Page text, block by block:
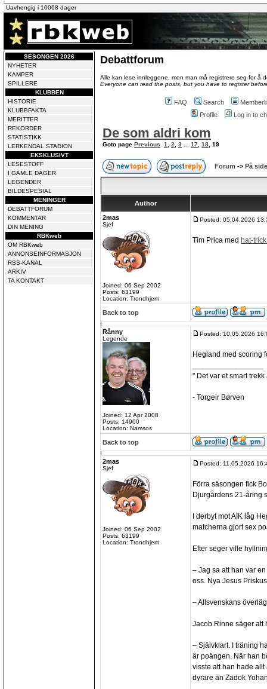
Uavhengig i 10068 dager
SESONGEN 2026
NYHETER
KAMPER
SPILLERE
KLUBBEN
HISTORIE
KLUBBFAKTA
MERITTER
REKORDER
STATISTIKK
LERKENDAL STADION
EKSKLUSIVT
LESESTOFF
I GAMLE DAGER
LEGENDER
BILDESPESIAL
MENINGER
DEBATTFORUM
KOMMENTAR
DIN MENING
RBKweb
OM RBKweb
ANNONSEINFORMASJON
RSS-KANAL
ARKIV
TA KONTAKT
Debattforum
Alle kan lese innleggene, men man må registrere seg for å
Everyone can read the posts, but you have to register
FAQ Search
Profile
Log in to
De som aldri kom
Goto page Previous 1 2 3 17 18 19
Forum -> På
Author
2mas
Sjef
Joined: 06 Sep 2002
Posts: 63199
Location: Trondhjem
Posted: 05.04.2026
Tim Prica med hat-
Back to top
Rånny
Legende
Joined: 12 Apr 2008
Posts: 14900
Location: Namsos
Posted: 10.05.2026
Hegland med scoring
" Det var et smart
- Torgeir Børven
Back to top
2mas
Sjef
Joined: 06 Sep 2002
Posts: 63199
Location: Trondhjem
Posted: 11.05.2026
Förra säsongen fick
Djurgårdens 21-åring
I derbyt mot AIK låg
matcherna gjort sex
Efter seger ville
– Jag sa att han var
oss. Nya Jesus
– Allsvenskans
Jacob Rinne säger att
– Självklart. I träning
är poängen. När han
visste att han hade
dyrare än Zadok